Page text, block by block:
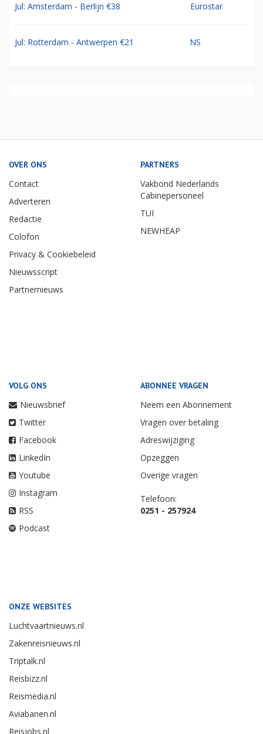
Jul: Amsterdam - Berlijn €38 Eurostar
Jul: Rotterdam - Antwerpen €21 NS
OVER ONS
Contact
Adverteren
Redactie
Colofon
Privacy & Cookiebeleid
Nieuwsscript
Partnernieuws
PARTNERS
Vakbond Nederlands
Cabinepersoneel
TUI
NEWHEAP
VOLG ONS
Nieuwsbrief
Twitter
Facebook
LinkedIn
Youtube
Instagram
RSS
Podcast
ABONNEE VRAGEN
Neem een Abonnement
Vragen over betaling
Adreswijziging
Opzeggen
Overige vragen
Telefoon:
0251 - 257924
ONZE WEBSITES
Luchtvaartnieuws.nl
Zakenreisnieuws.nl
Triptalk.nl
Reisbizz.nl
Reismedia.nl
Aviabanen.nl
Reisjobs.nl